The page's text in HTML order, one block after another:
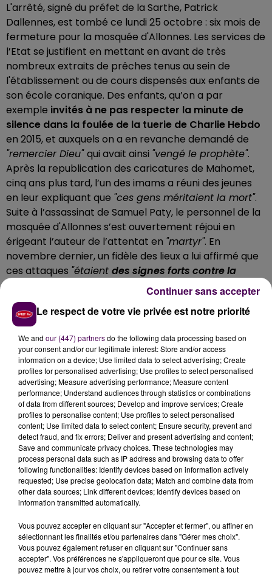
L'arrêté, signé du préfet de la Sarthe, Patrick
Dallennes, est tombé ce lundi 25 octobre : six mois de
fermeture pour la mosquée d'Allonnes. Les services de
l’Etat se justifient en mettant en avant de très
nombreux extraits de prêches tenus au sein de
l'établissement ou de cours dispensés aux enfants de
son école coranique. Des enfants, qu’on a par
exemple invités à ne pas respecter la minute de
silence dans la foulée de la tuerie de Charlie Hebdo
en 2015, et auxquels on a en revanche demandé de
"remercier Dieu"qui avait ainsi "vengé le prophète".
Après la republication des caricatures de Mahomet,
cinq ans plus tard, l’un des imams a réuni des jeunes
en leur expliquant que "ces gens méritaient la mort".
Suite à l’assassinat de Samuel Paty, le personnel de la
mosquée d'Allonnes s’est ouvertement réjoui en
érigeant l’auteur de l’attentat en "martyr". En
novembre dernier, un fidèle des lieux a lui affirmé que
ces attaques "étaient des signes forts contre la
à même de leur faire
comprendre"
"prêts à faire
la guerre".
AFFICHER UN SOUTIEN FACTICE AUX
VICTIMES DES ATTENTATS
Face à des enfants toujours -l'école coranique
compte une centaine d'inscrits-, la préfecture de la
Sarthe affirme qu'ont été vantés"le jihad armé, la
haine des juifs et la mise à mort des homosexuels"
par le biais d’un animateur aux méthodes
"physiquement violentes"et dont certains parents
s’étaient plaints : l’intéressé n’a pas été écarté pour
autant, mais on lui a demandé de faire en sorte que le
contenu de ses enseignements ne s’ébruite pas. Plus
d’Allonnes ont été invités, et ils l’ont fait devant la
presse et en public, àafficher faussement leur
soutien envers les victimes des attentats, aux côtés
Le respect de votre vie privée est notre priorité
We and our (447) partnersdo the following data processing based on
your consent and/or our legitimate interest: Store and/or access
information on a device; Use limited data to select advertising; Create
profiles for personalised advertising; Use profiles to select personalised
advertising; Measure advertising performance; Measure content
performance; Understand audiences through statistics or combinations
of data from different sources; Develop and improve services; Create
profiles to personalise content; Use profiles to select personalised
content; Use limited data to select content; Ensure security, prevent and
detect fraud, and fix errors; Deliver and present advertising and content;
Save and communicate privacy choices. These technologies may
process personal data such as IP address and browsing data to offer
following functionalities: Identify devices based on information actively
requested; Use precise geolocation data; Match and combine data from
other data sources; Link different devices; Identify devices based on
information transmitted automatically.
Vous pouvez accepter en cliquant sur "Accepter et fermer", ou affiner en
sélectionnant les finalités et/ou partenaires dans "Gérer mes choix".
Vous pouvez également refuser en cliquant sur "Continuer sans
accepter". Vos préférences ne s'appliqueront que pour ce site. Vous
pouvez mettre à jour vos choix, ou retirer votre consentement à tout
Continuer sans accepter